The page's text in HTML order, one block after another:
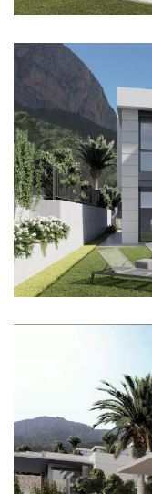
Imagen